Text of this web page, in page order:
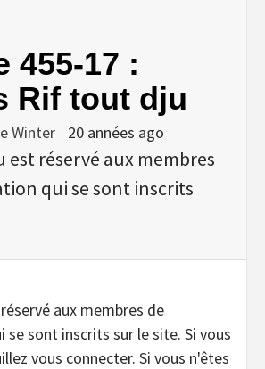
455-17 :
Rif tout dju
Winter 20 années ago
est réservé aux membres
qui se sont inscrits
aux membres de
se sont inscrits sur le site. Si vous
vous connecter. Si vous n'êtes